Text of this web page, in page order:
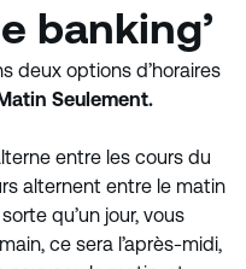
banking’
deux options d’horaires
Seulement.
entre les cours du
alternent entre le matin
qu’un jour, vous
ce sera l’après-midi,